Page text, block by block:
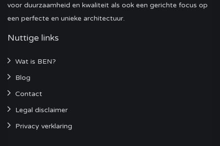
voor duurzaamheid en kwaliteit als ook een gerichte focus op
een perfecte en unieke architectuur.
Nuttige links
Wat is BEN?
Blog
Contact
Legal disclaimer
Privacy verklaring